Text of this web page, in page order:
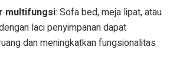
multifungsi: Sofa bed, meja lipat, atau
laci penyimpanan dapat
dan meningkatkan fungsionalitas